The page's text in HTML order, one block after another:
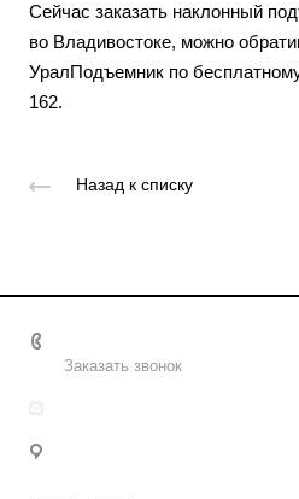
Сейчас заказать наклонный
во Владивостоке, можно
УралПодъемник по
162.
Назад к списку
Заказать звонок